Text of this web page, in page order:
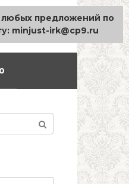
САЙТА
предложений по
minjust-irk@cp9.ru